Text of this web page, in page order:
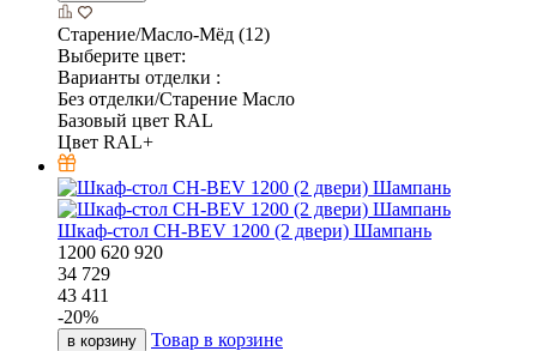
Старение/Масло-Мёд (12)
Выберите цвет:
Варианты отделки :
Без отделки/Старение Масло
Базовый цвет RAL
Цвет RAL+
Шкаф-стол CH-BEV 1200 (2 двери) Шампань
1200 620 920
34 729
43 411
-20%
в корзину Товар в корзине